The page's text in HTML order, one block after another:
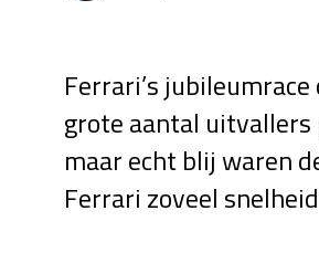
Ferrari’s
grote aantal uitvallers
maar echt blij waren
Ferrari zoveel